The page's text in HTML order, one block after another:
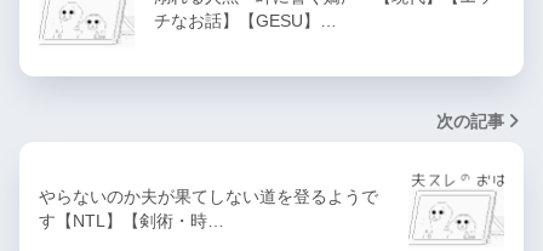
チなお話】【GESU】…
次の記事
やらないのか夫が果てしない道を登るようで
す【NTL】【剣術・時…